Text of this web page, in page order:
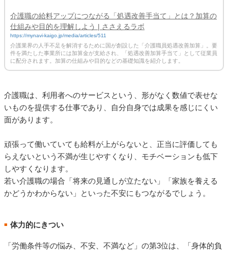
介護職の給料アップにつながる「処遇改善手当て」とは？加算の
仕組みや目的を理解しよう | ささえるラボ
https://mynavi-kaigo.jp/media/articles/511
介護業界の人手不足を解消するために国が創設した「介護職員処遇改善加算」。要
件を満たした事業所には加算金が支給され、「処遇改善加算手当て」として従業員
に配分されます。加算の仕組みや目的などの基礎知識を紹介します。
介護職は、利用者へのサービスという、形がなく数値で表せな
いものを提供する仕事であり、自分自身では成果を感じにくい
面があります。
頑張って働いていても給料が上がらないと、正当に評価しても
らえないという不満が生じやすくなり、モチベーションも低下
しやすくなります。
若い介護職の場合「将来の見通しが立たない」「家族を養える
かどうかわからない」といった不安にもつながるでしょう。
■ 体力的にきつい
「労働条件等の悩み、不安、不満など」の第3位は、「身体的負